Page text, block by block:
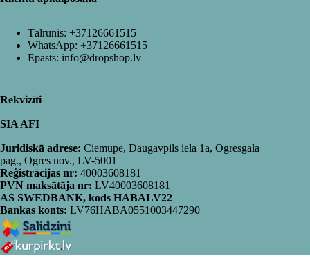
Tālrunis: +37126661515
WhatsApp: +37126661515
Epasts: info@dropshop.lv
Rekvizīti
SIA AFI
Juridiskā adrese: Ciemupe, Daugavpils iela 1a, Ogresgala
pag., Ogres nov., LV-5001
Reģistrācijas nr: 40003608181
PVN maksātāja nr: LV40003608181
AS SWEDBANK, kods HABALV22
Bankas konts: LV76HABA0551003447290